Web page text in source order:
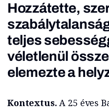
Hozzátette,
teljes
véletlenül
elemezte a
Kontextus. A 25 éves